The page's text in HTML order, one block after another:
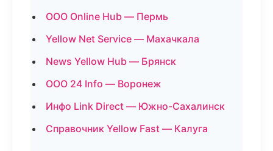
ООО Online Hub — Пермь
Yellow Net Service — Махачкала
News Yellow Hub — Брянск
ООО 24 Info — Воронеж
Инфо Link Direct — Южно-Сахалинск
Справочник Yellow Fast — Калуга